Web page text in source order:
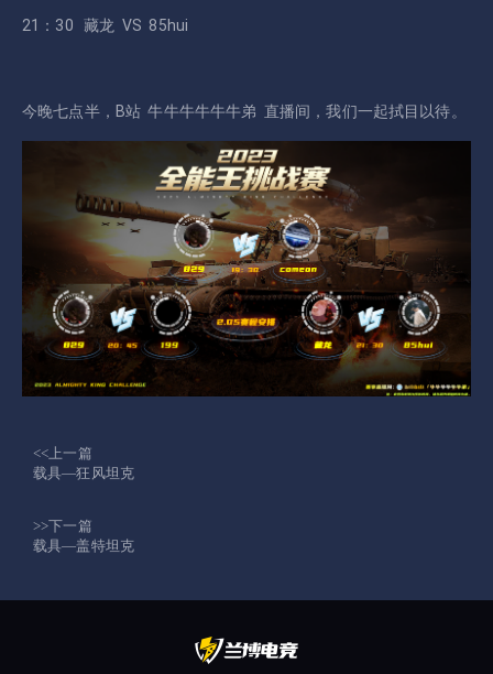
21：30 藏龙 VS 85hui
今晚七点半，B站 牛牛牛牛牛牛弟 直播间，我们一起拭目以待。
<<上一篇
载具—狂风坦克
>>下一篇
载具—盖特坦克